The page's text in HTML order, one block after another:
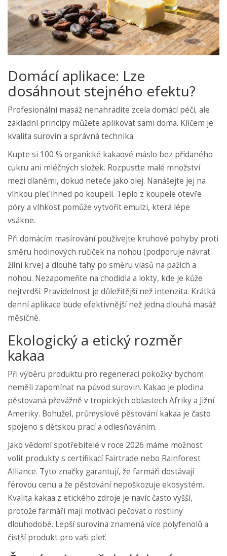
Domácí aplikace: Lze
dosáhnout stejného efektu?
Profesionální masáž nenahradíte zcela domácí péčí, ale
základní principy můžete aplikovat sami doma. Klíčem je
kvalita surovin a správná technika.
Kupte si 100 % organické kakaové máslo bez přidaného
cukru ani mléčných složek. Rozpusťte malé množství
mezi dlaněmi, dokud neteče jako olej. Nanášejte jej na
vlhkou pleť ihned po koupeli. Teplo z koupele otevře
póry a vlhkost pomůže vytvořit emulzi, která lépe
vsákne.
Při domácím masírování používejte kruhové pohyby proti
směru hodinových ručiček na nohou (podporuje návrat
žilní krve) a dlouhé tahy po směru vlasů na pažích a
nohou. Nezapomeňte na chodidla a lokty, kde je kůže
nejtvrdší. Pravidelnost je důležitější než intenzita. Krátká
denní aplikace bude efektivnější než jedna dlouhá masáž
měsíčně.
Ekologický a etický rozměr
kakaa
Při výběru produktu pro regeneraci pokožky bychom
neměli zapomínat na původ surovin. Kakao je plodina
pěstovaná převážně v tropických oblastech Afriky a Jižní
Ameriky. Bohužel, průmyslové pěstování kakaa je často
spojeno s dětskou prací a odlesňováním.
Jako vědomí spotřebitelé v roce 2026 máme možnost
volit produkty s certifikací Fairtrade nebo Rainforest
Alliance. Tyto značky garantují, že farmáři dostávají
férovou cenu a že pěstování nepoškozuje ekosystém.
Kvalita kakaa z etického zdroje je navíc často vyšší,
protože farmáři mají motivaci pečovat o rostliny
dlouhodobě. Lepší surovina znamená více polyfenolů a
čistší produkt pro vaši pleť.